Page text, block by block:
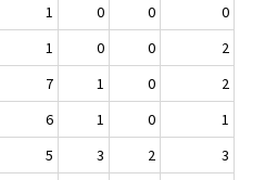
1 0 0
0
1 0 0
2
7 1 0
2
6 1 0
1
5 3 2
3